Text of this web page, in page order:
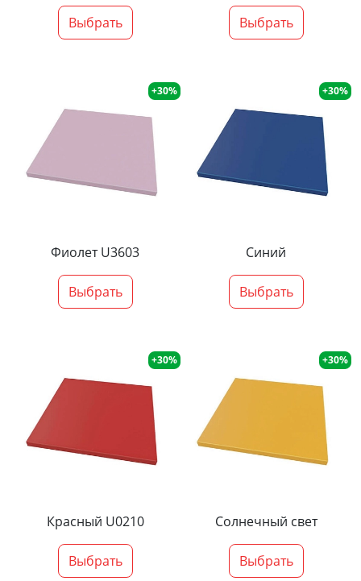
Выбрать Выбрать
+30%
Фиолет U3603
Выбрать
+30%
Синий
Выбрать
+30%
Красный U0210
Выбрать
+30%
Солнечный свет
Выбрать